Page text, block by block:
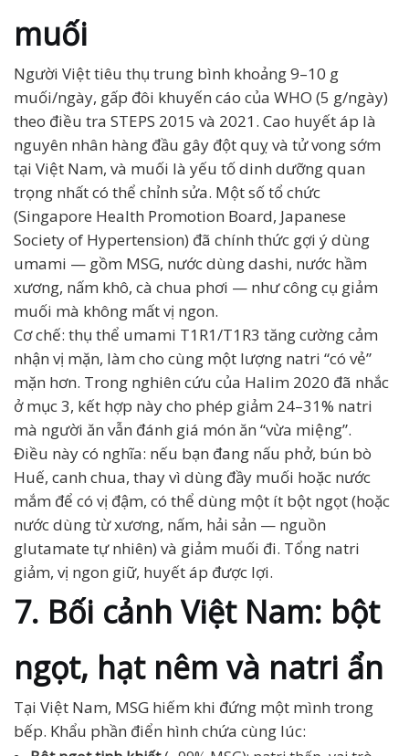
muối
Người Việt tiêu thụ trung bình khoảng 9–10 g
muối/ngày, gấp đôi khuyến cáo của WHO (5 g/ngày)
theo điều tra STEPS 2015 và 2021. Cao huyết áp là
nguyên nhân hàng đầu gây đột quỵ và tử vong sớm
tại Việt Nam, và muối là yếu tố dinh dưỡng quan
trọng nhất có thể chỉnh sửa. Một số tổ chức
(Singapore Health Promotion Board, Japanese
Society of Hypertension) đã chính thức gợi ý dùng
umami — gồm MSG, nước dùng dashi, nước hầm
xương, nấm khô, cà chua phơi — như công cụ giảm
muối mà không mất vị ngon.
Cơ chế: thụ thể umami T1R1/T1R3 tăng cường cảm
nhận vị mặn, làm cho cùng một lượng natri “có vẻ”
mặn hơn. Trong nghiên cứu của Halim 2020 đã nhắc
ở mục 3, kết hợp này cho phép giảm 24–31% natri
mà người ăn vẫn đánh giá món ăn “vừa miệng”.
Điều này có nghĩa: nếu bạn đang nấu phở, bún bò
Huế, canh chua, thay vì dùng đầy muối hoặc nước
mắm để có vị đậm, có thể dùng một ít bột ngọt (hoặc
nước dùng từ xương, nấm, hải sản — nguồn
glutamate tự nhiên) và giảm muối đi. Tổng natri
giảm, vị ngon giữ, huyết áp được lợi.
7. Bối cảnh Việt Nam: bột
ngọt, hạt nêm và natri ẩn
Tại Việt Nam, MSG hiếm khi đứng một mình trong
bếp. Khẩu phần điển hình chứa cùng lúc: